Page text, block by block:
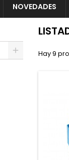
NOVEDADES
Hay 9